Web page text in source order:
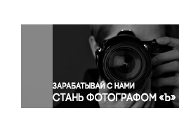
Окружающая среда
Политика
Правосудие
Происшествия и конфликты
Религия